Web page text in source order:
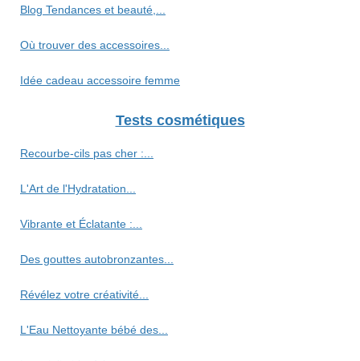
Blog Tendances et beauté,...
Où trouver des accessoires...
Idée cadeau accessoire femme
Tests cosmétiques
Recourbe‑cils pas cher :...
L'Art de l'Hydratation...
Vibrante et Éclatante :...
Des gouttes autobronzantes...
Révélez votre créativité...
L'Eau Nettoyante bébé des...